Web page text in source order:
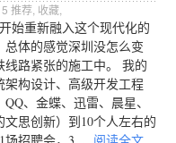
5 推荐, 收藏
始重新融入这个现代化的
总体的感觉深圳没怎么变
路紧张的施工中。 我的
构设计、高级开发工程
、金蝶、迅雷、晨星、
思创新）到10个人左右的